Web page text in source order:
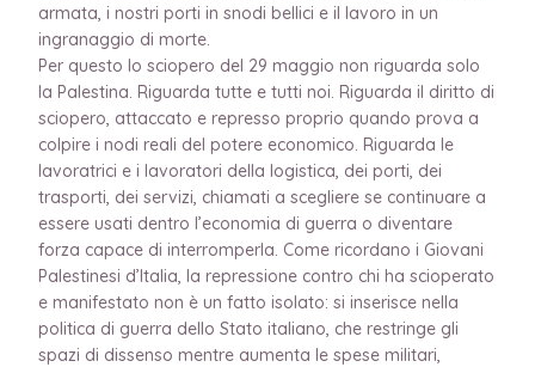
armata, i nostri porti in snodi bellici e il lavoro in un
ingranaggio di morte.
Per questo lo sciopero del 29 maggio non riguarda solo
la Palestina. Riguarda tutte e tutti noi. Riguarda il diritto di
sciopero, attaccato e represso proprio quando prova a
colpire i nodi reali del potere economico. Riguarda le
lavoratrici e i lavoratori della logistica, dei porti, dei
trasporti, dei servizi, chiamati a scegliere se continuare a
essere usati dentro l’economia di guerra o diventare
forza capace di interromperla. Come ricordano i Giovani
Palestinesi d’Italia, la repressione contro chi ha scioperato
e manifestato non è un fatto isolato: si inserisce nella
politica di guerra dello Stato italiano, che restringe gli
spazi di dissenso mentre aumenta le spese militari,